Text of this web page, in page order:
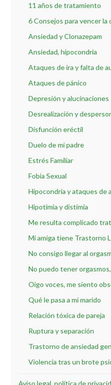
11 años de tratamiento
6 Consejos para vencer la
Ansiedad y Clonazepam
Ansiedad, hipocondria
Ataques de ira y falta de
Ataques de pánico
Depresión y alucinaciones
Desrealización y
Disfunción eréctil
Duelo de mi padre
Estrés Familiar
Fobia Sexual
Hipocondría y ataques de
Hipotimia y distimia
Me resulta complicado
Mi amiga tiene Trastorno
No consigo llegar al
No puedo tener
Oigo voces, me siento
Qué le pasa a mi marido
Relación tóxica de pareja
Ruptura y separación
Trastorno de ansiedad
Violencia tras un brote
Aviso legal, política de